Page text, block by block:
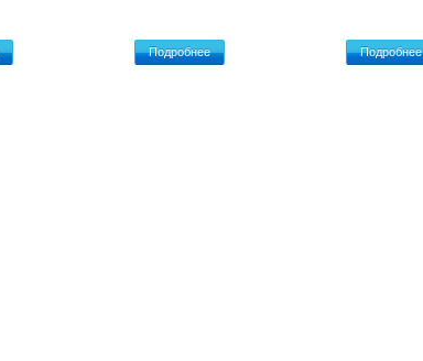
Подробнее Подробнее